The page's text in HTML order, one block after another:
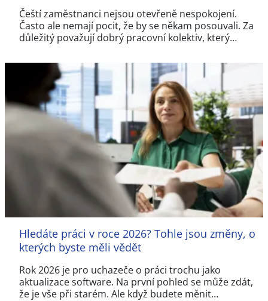
Čeští zaměstnanci nejsou otevřeně nespokojení.
Často ale nemají pocit, že by se někam posouvali. Za
důležitý považují dobrý pracovní kolektiv, který…
Hledáte práci v roce 2026? Tohle jsou změny, o
kterých byste měli vědět
Rok 2026 je pro uchazeče o práci trochu jako
aktualizace software. Na první pohled se může zdát,
že je vše při starém. Ale když budete měnit…